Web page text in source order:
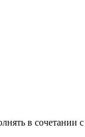
в сочетании